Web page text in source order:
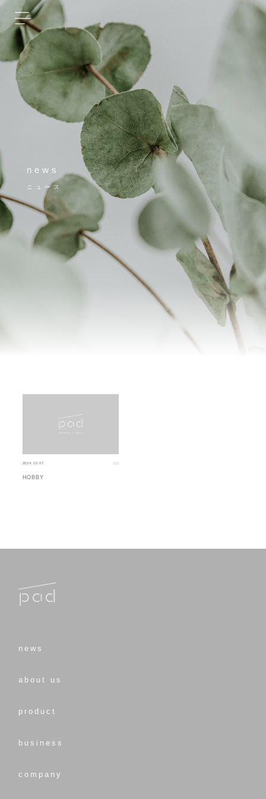
news
ニュース
2024.10.07
HOBBY
news
about us
product
business
company